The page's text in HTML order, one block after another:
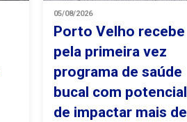
05/08/2026
Porto Velho recebe
pela primeira vez
programa de saúde
bucal com potencial
de impactar mais de